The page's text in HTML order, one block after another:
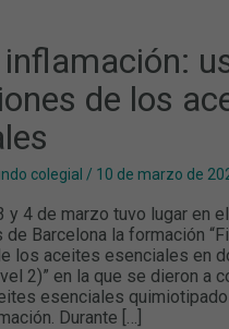
inflamación:
de los
colegial / 10 de marzo de
y 4 de marzo tuvo lugar en
de Barcelona la formación
los aceites esenciales en
2)” en la que se dieron a
esenciales
Durante […]